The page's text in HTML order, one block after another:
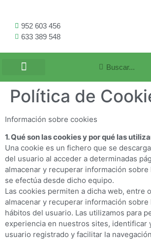
952 603 456
633 389 548
Política de
Información sobre cookies
1. Qué son las cookies y por qué las
Una cookie es un fichero que se
del usuario al acceder a determinadas
almacenar y recuperar información sobre
se efectúa desde dicho equipo.
Las cookies permiten a dicha web, entre
almacenar y recuperar información
hábitos del usuario. Las utilizamos para
experiencia en nuestros sites, identificar
usuario registrado y facilitar la